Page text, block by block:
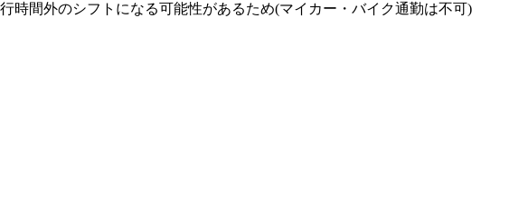
間外のシフトになる可能性があるため(マイカー・バイク通勤は不可)